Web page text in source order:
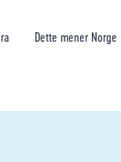
Dette mener Norge